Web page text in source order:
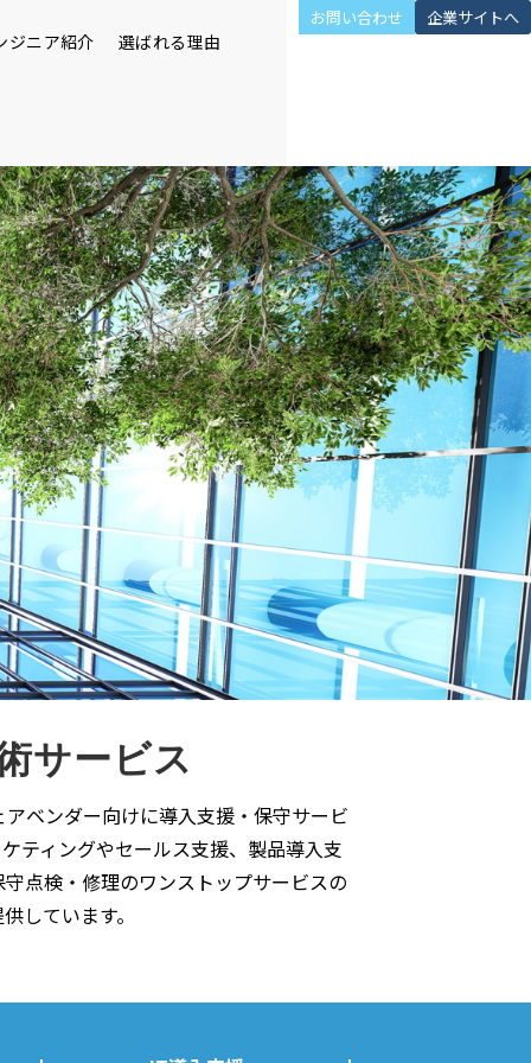
ジニア紹介 選ばれる理由
お問い合わせ 企業サイトへ
サービス
ベンダー向けに導入支援・保守サービ
ティングやセールス支援、製品導入支
点検・修理のワンストップサービスの
しています。